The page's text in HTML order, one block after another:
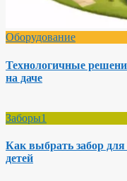
Оборудование
Технологичные
на даче
Заборы1
Как выбрать забор
детей